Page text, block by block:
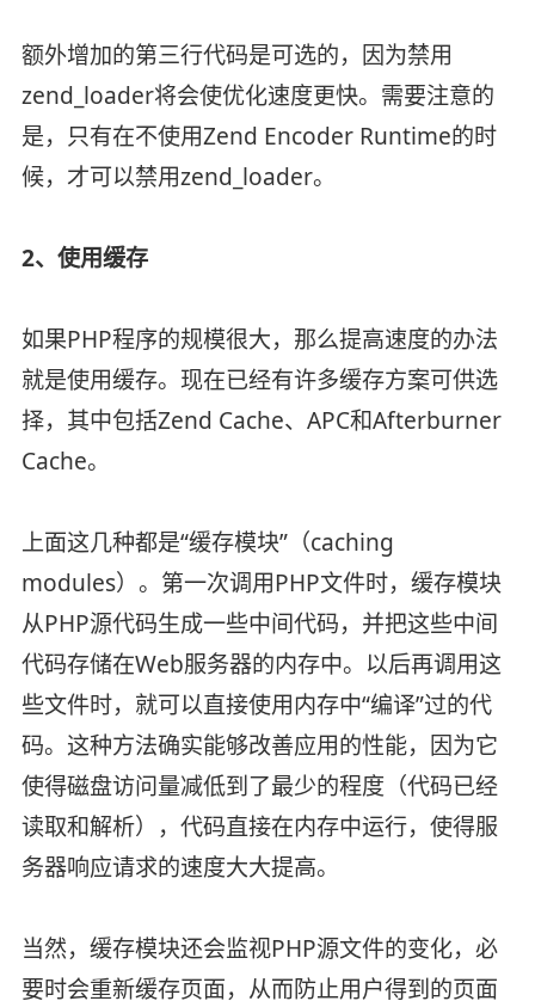
额外增加的第三行代码是可选的，因为禁用
zend_loader将会使优化速度更快。需要注意的
是，只有在不使用Zend Encoder Runtime的时
候，才可以禁用zend_loader。
2、使用缓存
如果PHP程序的规模很大，那么提高速度的办法
就是使用缓存。现在已经有许多缓存方案可供选
择，其中包括Zend Cache、APC和Afterburner
Cache。
上面这几种都是“缓存模块”（caching
modules）。第一次调用PHP文件时，缓存模块
从PHP源代码生成一些中间代码，并把这些中间
代码存储在Web服务器的内存中。以后再调用这
些文件时，就可以直接使用内存中“编译”过的代
码。这种方法确实能够改善应用的性能，因为它
使得磁盘访问量减低到了最少的程度（代码已经
读取和解析），代码直接在内存中运行，使得服
务器响应请求的速度大大提高。
当然，缓存模块还会监视PHP源文件的变化，必
要时会重新缓存页面，从而防止用户得到的页面